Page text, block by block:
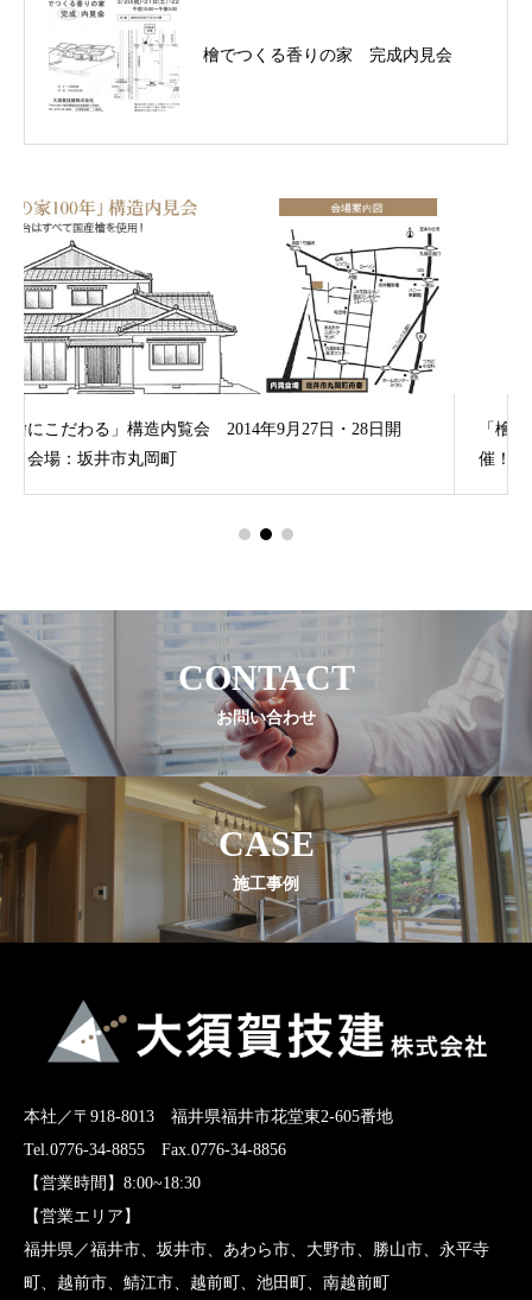
檜でつくる香りの家 完成内見会
「檜の家100年住宅」構造内見会 2014年9月6日・7日開
催！会場：福井市上毘沙門
CONTACT
お問い合わせ
CASE
施工事例
本社／〒918-8013 福井県福井市花堂東2-605番地
Tel.0776-34-8855 Fax.0776-34-8856
【営業時間】8:00~18:30
【営業エリア】
福井県／福井市、坂井市、あわら市、大野市、勝山市、永平寺
町、越前市、鯖江市、越前町、池田町、南越前町